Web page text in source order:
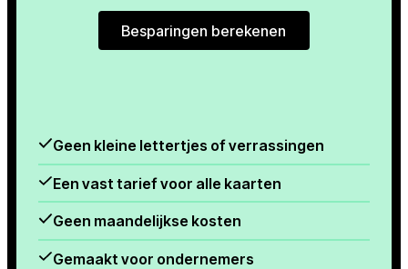
Besparingen berekenen
Besparingen berekenen
Geen kleine lettertjes of verrassingen
Een vast tarief voor alle kaarten
Geen maandelijkse kosten
Gemaakt voor ondernemers